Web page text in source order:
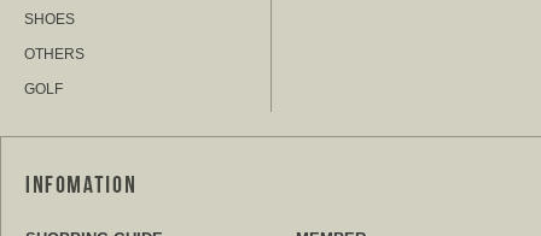
SHOES
OTHERS
GOLF